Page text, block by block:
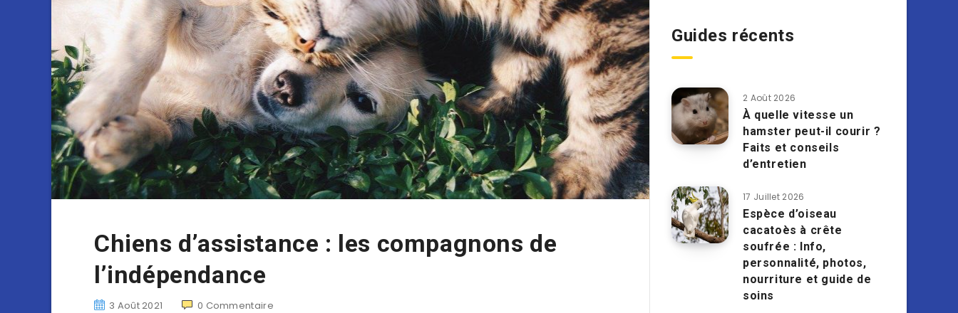
Chiens d’assistance : les compagnons de
l’indépendance
3 Août 2021 0 Commentaire
Guides récents
2 Août 2026
À quelle vitesse un
hamster peut-il courir ?
Faits et conseils
d’entretien
17 Juillet 2026
Espèce d’oiseau
cacatoès à crête
soufrée : Info,
personnalité, photos,
nourriture et guide de
soins